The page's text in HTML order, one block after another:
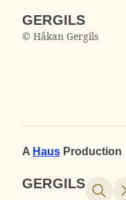
GERGILS
© Håkan Gergils
A Haus Production
GERGILS